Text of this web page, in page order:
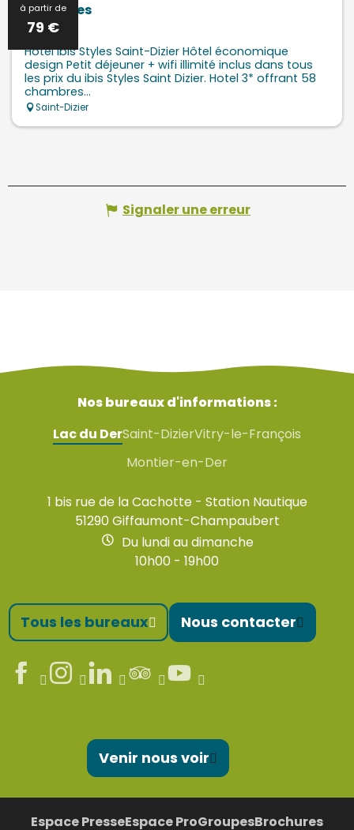
à partir de
79 €
Ibis Styles
Hôtel ibis Styles Saint-Dizier Hôtel économique
design Petit déjeuner + wifi illimité inclus dans tous
les prix du ibis Styles Saint Dizier. Hotel 3* offrant 58
chambres...
Saint-Dizier
Signaler une erreur
Nos bureaux d'informations :
Lac du DerSaint-DizierVitry-le-François
Montier-en-Der
1 bis rue de la Cachotte - Station Nautique
51290 Giffaumont-Champaubert
Du lundi au dimanche
10h00 - 19h00
Tous les bureaux Nous contacter
Venir nous voir
Espace PresseEspace ProGroupesBrochures